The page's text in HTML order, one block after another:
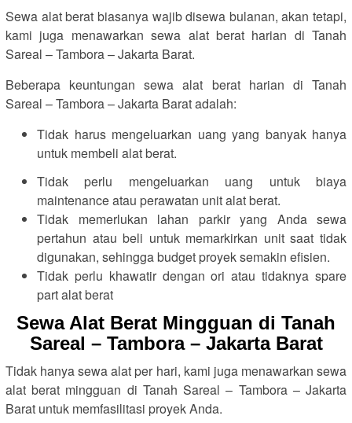
Sewa alat berat biasanya wajib disewa bulanan, akan tetapi,
kami juga menawarkan sewa alat berat harian di Tanah
Sareal – Tambora – Jakarta Barat.
Beberapa keuntungan sewa alat berat harian di Tanah
Sareal – Tambora – Jakarta Barat adalah:
Tidak harus mengeluarkan uang yang banyak hanya
untuk membeli alat berat.
Tidak perlu mengeluarkan uang untuk biaya
maintenance atau perawatan unit alat berat.
Tidak memerlukan lahan parkir yang Anda sewa
pertahun atau beli untuk memarkirkan unit saat tidak
digunakan, sehingga budget proyek semakin efisien.
Tidak perlu khawatir dengan ori atau tidaknya spare
part alat berat
Sewa Alat Berat Mingguan di Tanah
Sareal – Tambora – Jakarta Barat
Tidak hanya sewa alat per hari, kami juga menawarkan sewa
alat berat mingguan di Tanah Sareal – Tambora – Jakarta
Barat untuk memfasilitasi proyek Anda.